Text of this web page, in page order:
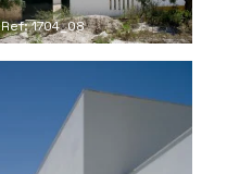
Ref: 1704_08